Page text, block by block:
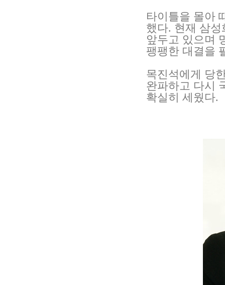
타이틀을 몰아
했다. 현재 삼
앞두고 있으며
팽팽한 대결을
목진석에게 당
완파하고 다시
확실히 세웠다.